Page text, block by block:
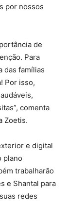
por nossos
de
Para
das famílias
Por isso,
comenta
Zoetis.
e digital
plano
trabalharão
e Shantal para
redes